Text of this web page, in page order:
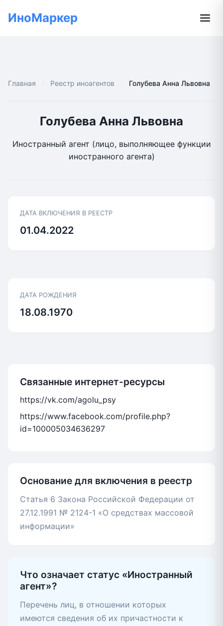
ИноМаркер
Главная Реестр иноагентов Голубева Анна Львовна
Голубева Анна Львовна
Иностранный агент (лицо, выполняющее функции
иностранного агента)
ДАТА ВКЛЮЧЕНИЯ В РЕЕСТР
01.04.2022
ДАТА РОЖДЕНИЯ
18.08.1970
Связанные интернет-ресурсы
https://vk.com/agolu_psy
https://www.facebook.com/profile.php?
id=100005034636297
Основание для включения в реестр
Статья 6 Закона Российской Федерации от
27.12.1991 № 2124-1 «О средствах массовой
информации»
Что означает статус «Иностранный
агент»?
Перечень лиц, в отношении которых
имеются сведения об их причастности к